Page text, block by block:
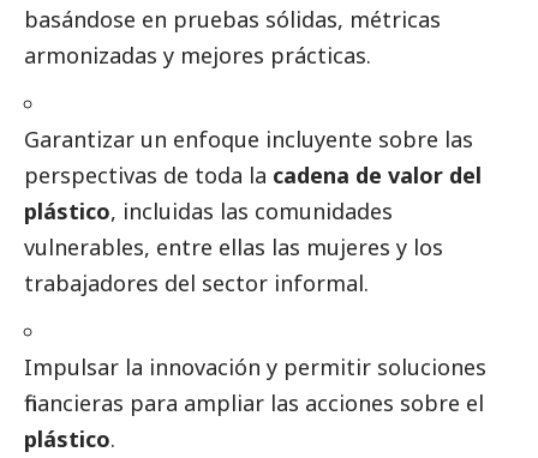
basándose en pruebas sólidas, métricas
armonizadas y mejores prácticas.
Garantizar un enfoque incluyente sobre las
perspectivas de toda la cadena de valor del
plástico, incluidas las comunidades
vulnerables, entre ellas las mujeres y los
trabajadores del sector informal.
Impulsar la innovación y permitir soluciones
financieras para ampliar las acciones sobre el
plástico.